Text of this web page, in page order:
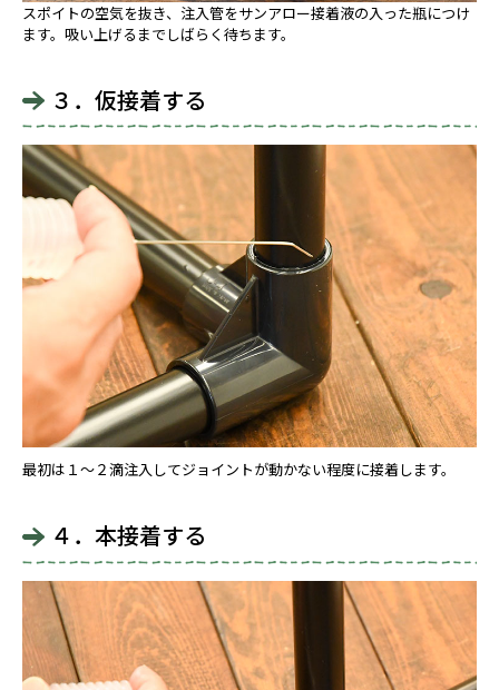
スポイトの空気を抜き、注入管をサンアロー接着液の入った瓶につけ
ます。吸い上げるまでしばらく待ちます。
３．仮接着する
最初は１～２滴注入してジョイントが動かない程度に接着します。
４．本接着する